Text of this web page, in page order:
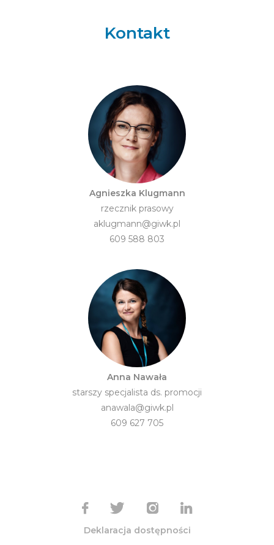
Kontakt
Agnieszka Klugmann
rzecznik prasowy
aklugmann@giwk.pl
609 588 803
Anna Nawała
starszy specjalista ds. promocji
anawala@giwk.pl
609 627 705
Deklaracja dostępności